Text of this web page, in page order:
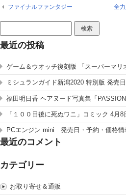
ファイナルファンタジー
全
索:
最近の投稿
ゲーム＆ウオッチ復刻版 「スーパーマリ
ミシュランガイド新潟2020 特別版 発売日
福田明日香 ヘアヌード写真集「
「１００日後に死ぬワニ」コミック 4月8
PCエンジン mini 発売日・予約・価格情
最近のコメント
カテゴリー
お取り寄せ＆通販